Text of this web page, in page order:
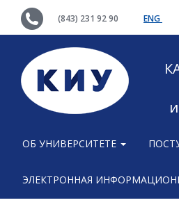
(843) 231 92 90 ENG
ОБ УНИВЕРСИТЕТЕ
ЭЛЕКТРОННАЯ